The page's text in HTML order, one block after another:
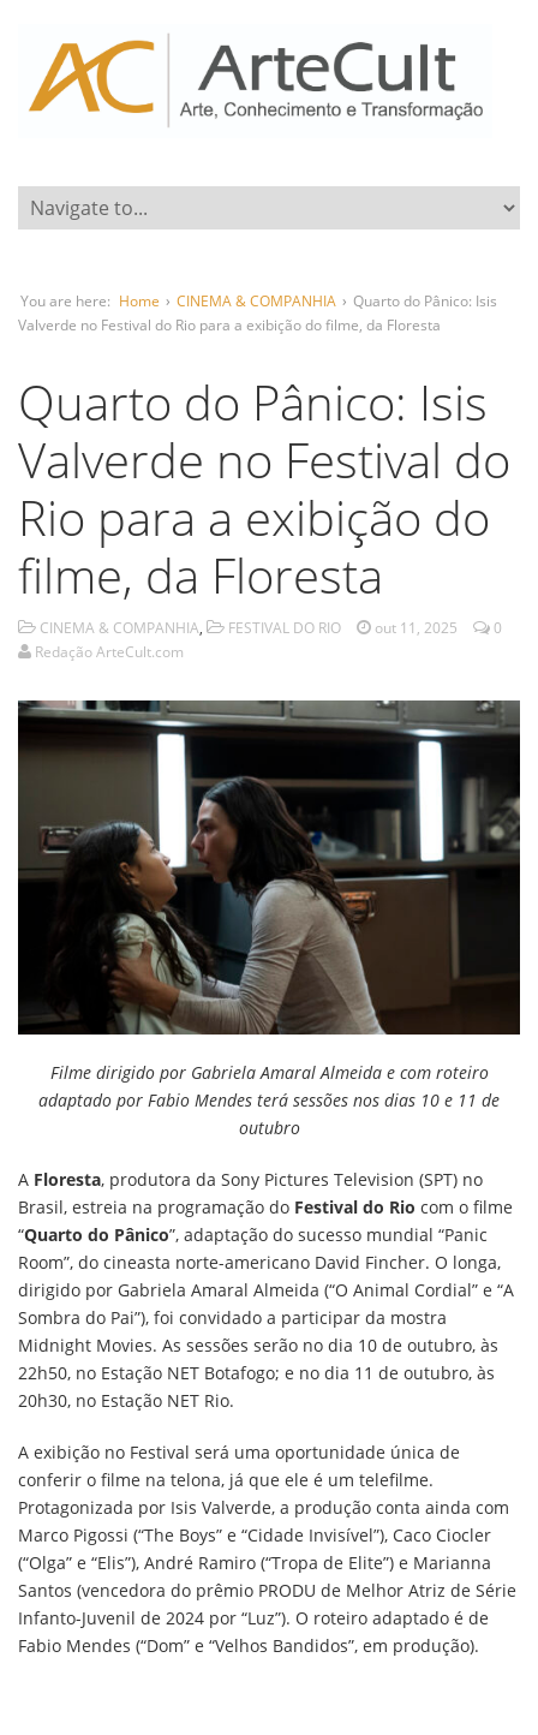
You are here: Home › CINEMA & COMPANHIA › Quarto do Pânico: Isis
Valverde no Festival do Rio para a exibição do filme, da Floresta
Quarto do Pânico: Isis
Valverde no Festival do
Rio para a exibição do
filme, da Floresta
CINEMA & COMPANHIA, FESTIVAL DO RIO out 11, 2025
0
Redação ArteCult.com
Filme dirigido por Gabriela Amaral Almeida e com roteiro
adaptado por Fabio Mendes terá sessões nos dias 10 e 11 de
outubro
A Floresta, produtora da Sony Pictures Television (SPT) no
Brasil, estreia na programação do Festival do Rio com o filme
“Quarto do Pânico”, adaptação do sucesso mundial “Panic
Room”, do cineasta norte-americano David Fincher. O longa,
dirigido por Gabriela Amaral Almeida (“O Animal Cordial” e “A
Sombra do Pai”), foi convidado a participar da mostra
Midnight Movies. As sessões serão no dia 10 de outubro, às
22h50, no Estação NET Botafogo; e no dia 11 de outubro, às
20h30, no Estação NET Rio.
A exibição no Festival será uma oportunidade única de
conferir o filme na telona, já que ele é um telefilme.
Protagonizada por Isis Valverde, a produção conta ainda com
Marco Pigossi (“The Boys” e “Cidade Invisível”), Caco Ciocler
(“Olga” e “Elis”), André Ramiro (“Tropa de Elite”) e Marianna
Santos (vencedora do prêmio PRODU de Melhor Atriz de Série
Infanto-Juvenil de 2024 por “Luz”). O roteiro adaptado é de
Fabio Mendes (“Dom” e “Velhos Bandidos”, em produção).